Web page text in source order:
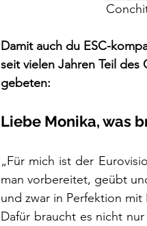
Damit auch du ESC-
seit vielen Jahren Teil des
gebeten:
Liebe Monika, was
„Für mich ist der
man vorbereitet, geübt
und zwar in Perfektion
Dafür braucht es nicht